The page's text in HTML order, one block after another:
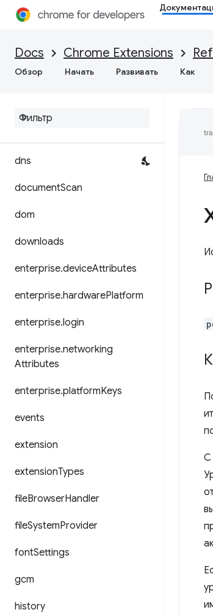
Docs Chrome Extensions
Обзор Начать Развивать Как
devtools.network
devtools
dns
documentScan
dom
downloads
enterprise.deviceAttributes
enterprise.hardwarePlatform
enterprise.login
enterprise.networking
Attributes
enterprise.platformKeys
events
extension
extensionTypes
fileBrowserHandler
fileSystemProvider
fontSettings
gcm
history
С